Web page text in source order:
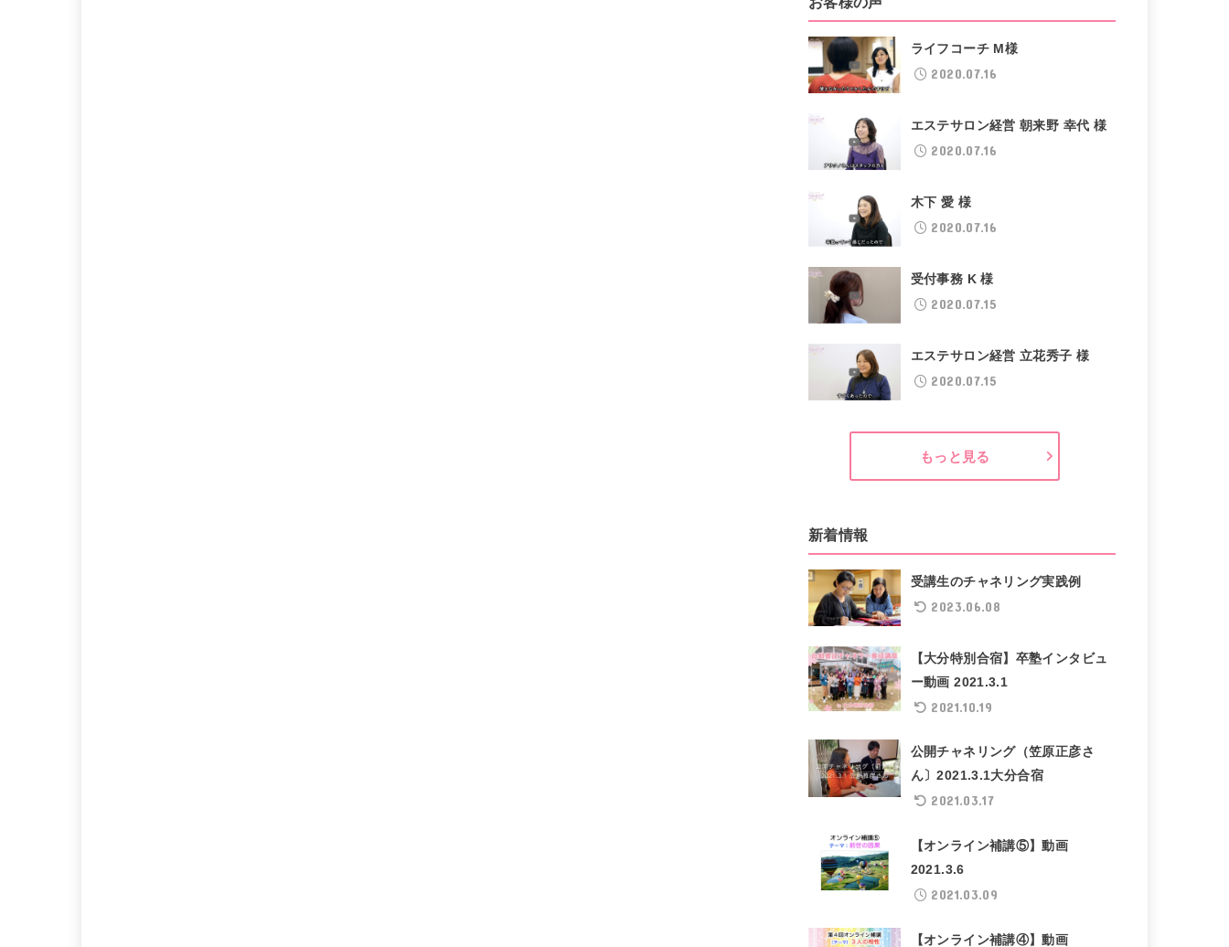
ライフコーチ M様
2020.07.16
エステサロン経営 朝来野 幸代 様
2020.07.16
木下 愛 様
2020.07.16
受付事務 K 様
2020.07.15
エステサロン経営 立花秀子 様
2020.07.15
もっと見る
新着情報
受講生のチャネリング実践例
2023.06.08
【大分特別合宿】卒塾インタビュ
ー動画 2021.3.1
2021.10.19
公開チャネリング（笠原正彦さ
ん〕2021.3.1大分合宿
2021.03.17
【オンライン補講⑤】動画
2021.3.6
2021.03.09
【オンライン補講④】動画